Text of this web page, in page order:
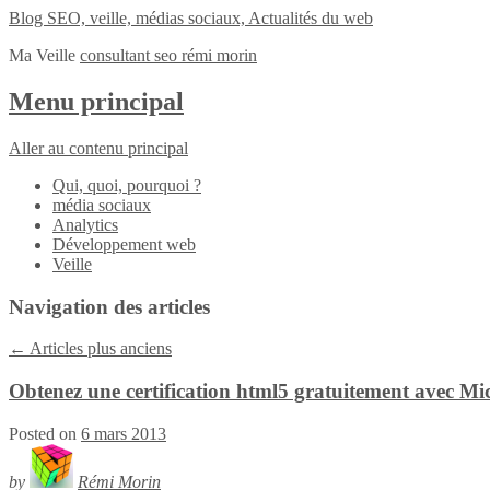
Blog SEO, veille, médias sociaux, Actualités du web
Ma Veille consultant seo rémi morin
Menu principal
Aller au contenu principal
Qui, quoi, pourquoi ?
média sociaux
Analytics
Développement web
Veille
Navigation des articles
← Articles plus anciens
Obtenez une certification html5 gratuitement avec
Posted on 6 mars 2013
by
Rémi Morin